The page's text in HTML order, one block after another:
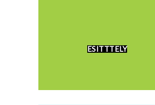
ESITTTELY